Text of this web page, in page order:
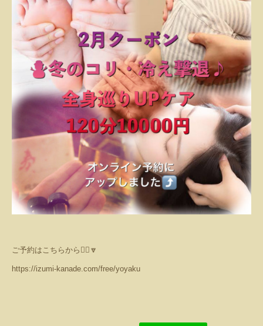
ご予約はこちらから💁‍♀️🔽
https://izumi-kanade.com/free/yoyaku